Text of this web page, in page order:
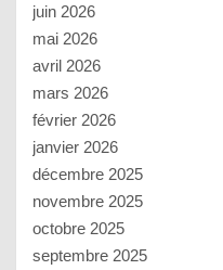
juin 2026
mai 2026
avril 2026
mars 2026
février 2026
janvier 2026
décembre 2025
novembre 2025
octobre 2025
septembre 2025